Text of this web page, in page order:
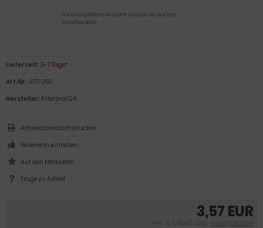
Für eine größere Ansicht klicken Sie auf das
Vorschaubild
3,57 EUR
inkl. 19 % MwSt. zzgl. Versandkosten
Lieferzeit: 3-7 Tage*
Art.Nr.: EFS-252
Hersteller: Filterprofi24
Artikeldatenblatt drucken
Rezension schreiben
Frage zu Artikel